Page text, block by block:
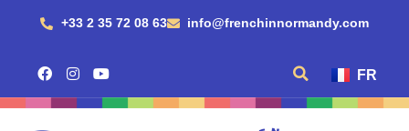
+33 2 35 72 08 63 info@frenchinnormandy.com
FR